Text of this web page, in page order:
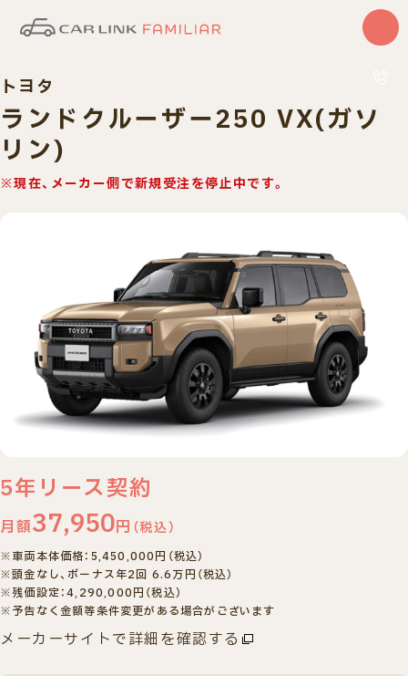
はじめての方
サービス
カーリース
中古車
車検・整備
店舗・スタッフ紹介
ご相談・
査定予約 車検・整備
トヨタ
ランドクルーザー250 VX(ガソ
リン)
※現在、メーカー側で新規受注を停止中です。
5年リース契約
月額37,950円 （税込）
※車両本体価格：5,450,000円（税込）
※頭金なし、ボーナス年2回 6.6万円（税込）
※残価設定：4,290,000円（税込）
※予告なく金額等条件変更がある場合がございます
メーカーサイトで詳細を確認する